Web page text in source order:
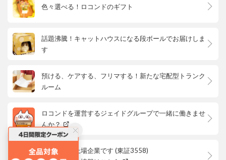
色々選べる！ロコンドのギフト
話題沸騰！キャットハウスになる段ボールでお届けしま
す
預ける、ケアする、フリマする！新たな宅配型トランク
ルーム
ロコンドを運営するジェイドグループで一緒に働きませ
んか？
ロコンドは上場企業です (東証3558)